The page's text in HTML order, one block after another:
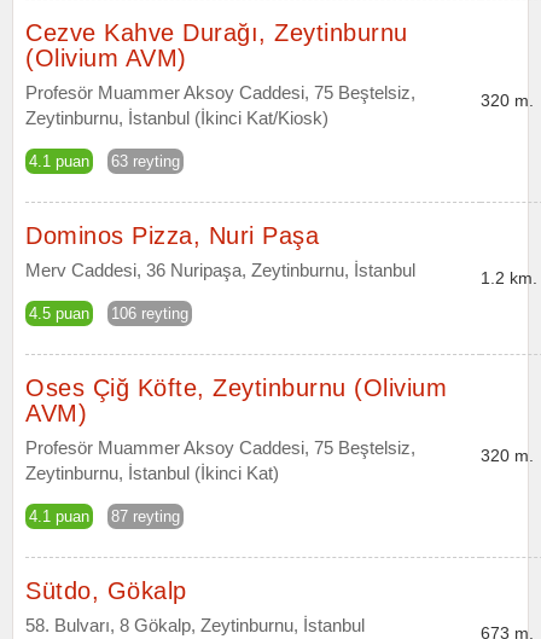
Cezve Kahve Durağı, Zeytinburnu
(Olivium AVM)
Profesör Muammer Aksoy Caddesi, 75 Beştelsiz,
Zeytinburnu, İstanbul (İkinci Kat/Kiosk)
4.1 puan 63 reyting
320 m.
Dominos Pizza, Nuri Paşa
Merv Caddesi, 36 Nuripaşa, Zeytinburnu, İstanbul
4.5 puan 106 reyting
1.2 km.
Oses Çiğ Köfte, Zeytinburnu (Olivium
AVM)
Profesör Muammer Aksoy Caddesi, 75 Beştelsiz,
Zeytinburnu, İstanbul (İkinci Kat)
4.1 puan 87 reyting
320 m.
Sütdo, Gökalp
58. Bulvarı, 8 Gökalp, Zeytinburnu, İstanbul 673 m.